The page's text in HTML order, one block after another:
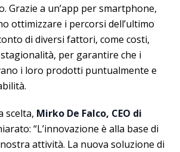
Grazie a un’app per smartphone,
ottimizzare i percorsi dell’ultimo
di diversi fattori, come costi,
per garantire che i
i loro prodotti puntualmente e
scelta, Mirko De Falco, CEO di
“L’innovazione è alla base di
attività. La nuova soluzione di